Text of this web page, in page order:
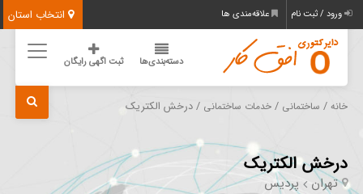
انتخاب استان ورود / ثبت نام علاقه‌مندی ها
دسته‌بندی‌ها ثبت اگهی رایگان
خانه / ساختمانی /خدمات ساختمانی / درخش الکتریک
درخش الکتریک
تهران پردیس